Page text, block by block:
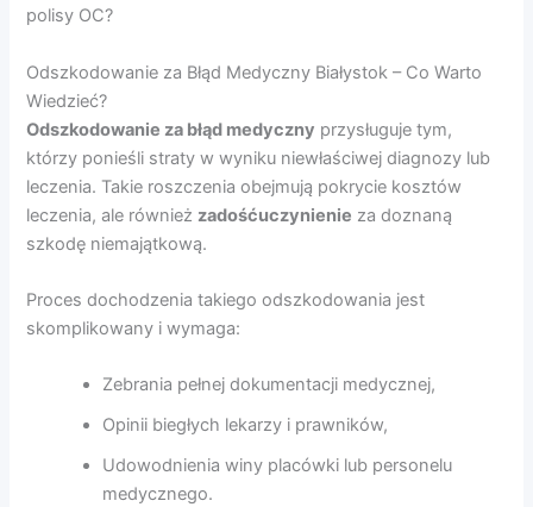
polisy OC?
Odszkodowanie za Błąd Medyczny Białystok – Co Warto
Wiedzieć?
Odszkodowanie za błąd medyczny przysługuje tym,
którzy ponieśli straty w wyniku niewłaściwej diagnozy lub
leczenia. Takie roszczenia obejmują pokrycie kosztów
leczenia, ale również zadośćuczynienie za doznaną
szkodę niemajątkową.
Proces dochodzenia takiego odszkodowania jest
skomplikowany i wymaga:
Zebrania pełnej dokumentacji medycznej,
Opinii biegłych lekarzy i prawników,
Udowodnienia winy placówki lub personelu
medycznego.